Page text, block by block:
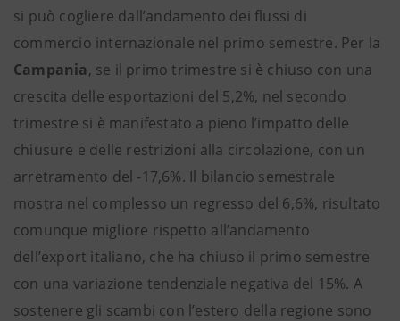
si può cogliere dall’andamento dei flussi di
commercio internazionale nel primo semestre. Per la
Campania, se il primo trimestre si è chiuso con una
crescita delle esportazioni del 5,2%, nel secondo
trimestre si è manifestato a pieno l’impatto delle
chiusure e delle restrizioni alla circolazione, con un
arretramento del -17,6%. Il bilancio semestrale
mostra nel complesso un regresso del 6,6%, risultato
comunque migliore rispetto all’andamento
dell’export italiano, che ha chiuso il primo semestre
con una variazione tendenziale negativa del 15%. A
sostenere gli scambi con l’estero della regione sono